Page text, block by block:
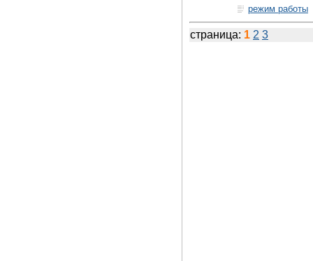
режим работы
страница: 1 2 3